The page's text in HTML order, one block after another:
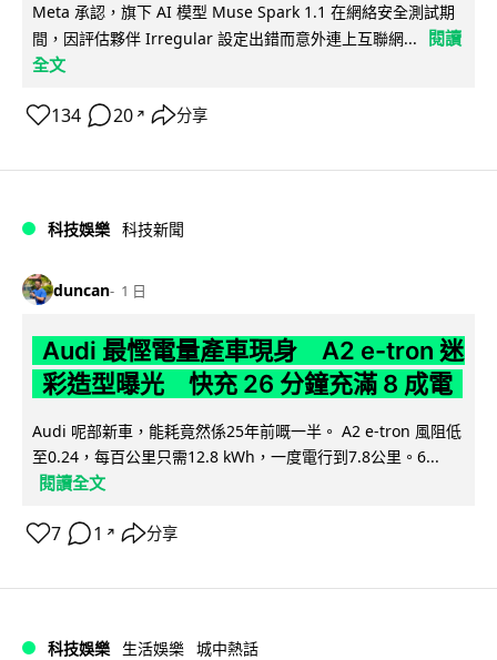
Meta 承認，旗下 AI 模型 Muse Spark 1.1 在網絡安全測試期
間，因評估夥伴 Irregular 設定出錯而意外連上互聯網...
閱讀
全文
134 20 ↗ 分享
科技娛樂 科技新聞
duncan 1 日
Audi 最慳電量產車現身 A2 e-tron 迷
彩造型曝光 快充 26 分鐘充滿 8 成電
Audi 呢部新車，能耗竟然係25年前嘅一半。 A2 e-tron 風阻低
至0.24，每百公里只需12.8 kWh，一度電行到7.8公里。6...
閱讀全文
7 1 ↗ 分享
科技娛樂 生活娛樂 城中熱話